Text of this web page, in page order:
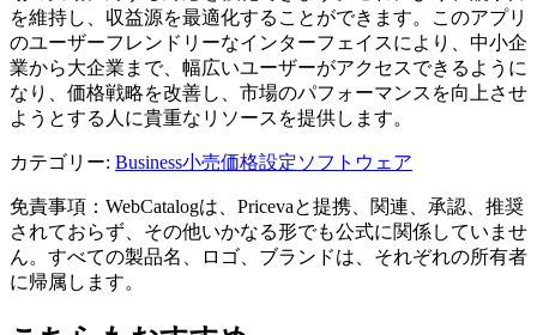
を維持し、収益源を最適化することができます。このアプリ
のユーザーフレンドリーなインターフェイスにより、中小企
業から大企業まで、幅広いユーザーがアクセスできるように
なり、価格戦略を改善し、市場のパフォーマンスを向上させ
ようとする人に貴重なリソースを提供します。
カテゴリー: Business小売価格設定ソフトウェア
免責事項：WebCatalogは、Pricevaと提携、関連、承認、推奨
されておらず、その他いかなる形でも公式に関係していませ
ん。すべての製品名、ロゴ、ブランドは、それぞれの所有者
に帰属します。